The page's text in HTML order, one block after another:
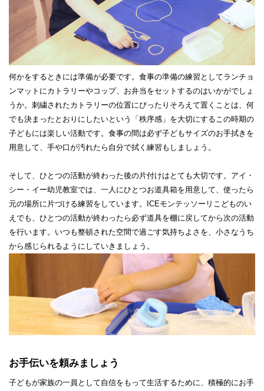
何かをするときには準備が必要です。食事の準備の練習としてランチョ
ンマットにカトラリーやコップ、お弁当をセットするのはいかがでしょ
うか。刺繍されたカトラリーの位置にぴったりそろえて置くことは、何
でも決まったとおりにしたいという「秩序感」を大切にするこの時期の
子どもには楽しい活動です。食事の間は必ず子どもサイズのお手拭きを
用意して、手や口が汚れたら自分で拭く練習もしましょう。
そして、ひとつの活動が終わった後の片付けはとても大切です。アイ・
シー・イー幼児教室では、一人にひとつお道具箱を用意して、使ったら
元の場所に片づける練習をしています。ICEモンテッソーリこどものい
えでも、ひとつの活動が終わったら必ず道具を棚に戻してから次の活動
を行います。いつも整頓された空間で過ごす気持ちよさを、小さなうち
から感じられるようにしていきましょう。
お手伝いを頼みましょう
子どもが家族の一員として自信をもって生活するために、積極的にお手